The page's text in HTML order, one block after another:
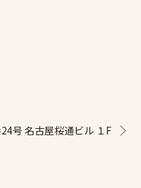
号 名古屋桜通ビル １F